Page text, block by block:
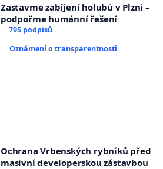
Zastavme zabíjení holubů v Plzni –
podpořme humánní řešení
795 podpisů
Oznámení o transparentnosti
Ochrana Vrbenských rybníků před
masivní developerskou zástavbou